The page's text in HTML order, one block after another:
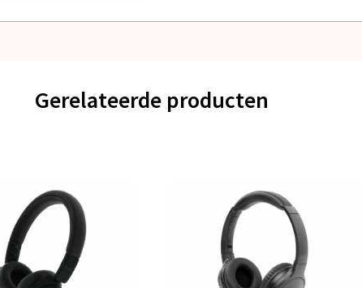
Gerelateerde producten